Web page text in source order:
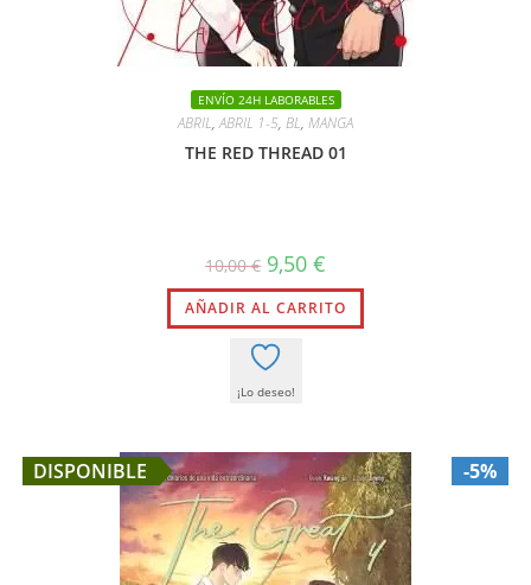
ENVÍO 24H LABORABLES
ABRIL,ABRIL 1-5, BL, MANGA
THE RED THREAD 01
10,00€ El
precio
original
era:
10,00 €.
9,50 €
actual
es:
9,50 €.
AÑADIR AL CARRITO
¡Lo deseo!
DISPONIBLE -5%